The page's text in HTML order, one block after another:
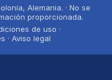
Alemania. · No se
proporcionada.
de uso ·
· Aviso legal